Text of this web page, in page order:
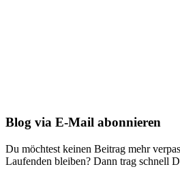
Blog via E-Mail abonnieren
Du möchtest keinen Beitrag mehr
Laufenden bleiben? Dann trag schnell